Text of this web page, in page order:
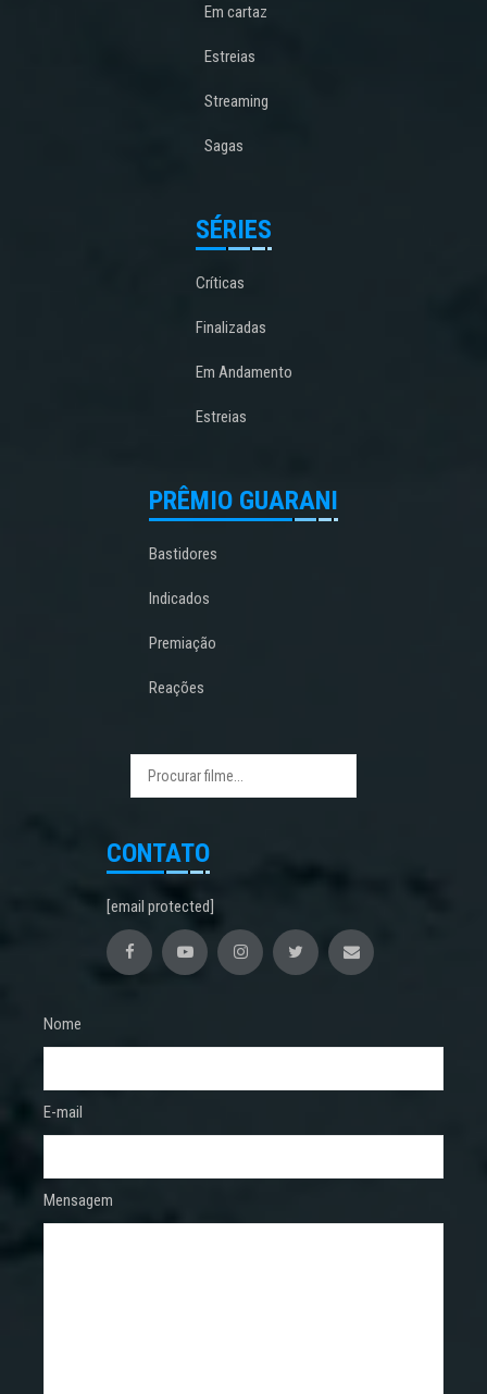
Em cartaz
Estreias
Streaming
Sagas
SÉRIES
Críticas
Finalizadas
Em Andamento
Estreias
PRÊMIO GUARANI
Bastidores
Indicados
Premiação
Reações
CONTATO
[email protected]
Nome
E-mail
Mensagem